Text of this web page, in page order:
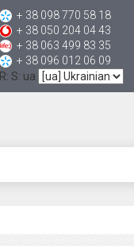
+ 38 098 770 58 18
+ 38 050 204 04 43
+ 38 063 499 83 35
+ 38 096 012 06 09
R: S: ua